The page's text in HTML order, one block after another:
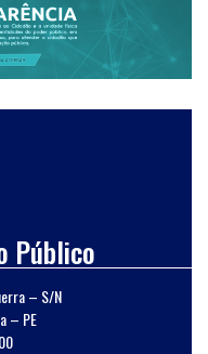
Público
– S/N
– PE